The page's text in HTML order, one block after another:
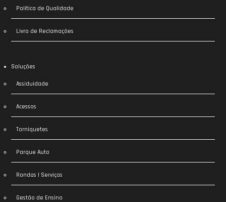
Política de Qualidade
Livro de Reclamações
Soluções
Assiduidade
Acessos
Torniquetes
Parque Auto
Rondas | Serviços
Gestão de Ensino